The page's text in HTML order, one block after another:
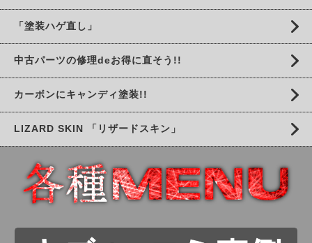
「塗装ハゲ直し」
中古パーツの修理deお得に直そう!!
カーボンにキャンディ塗装!!
LIZARD SKIN 「リザードスキン」